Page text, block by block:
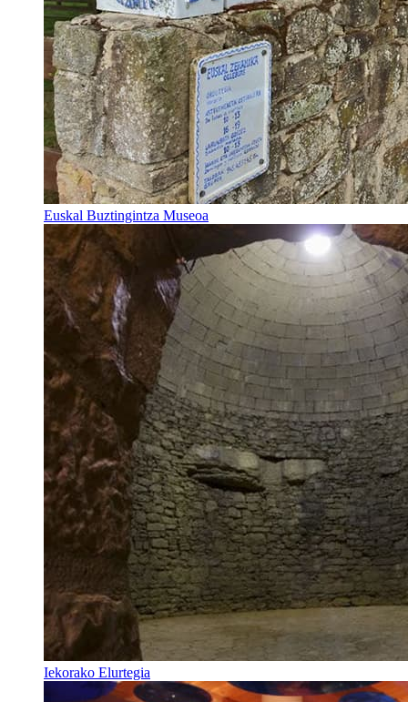
Euskal Buztingintza Museoa
Iekorako Elurtegia